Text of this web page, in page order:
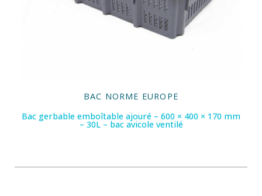
BAC NORME EUROPE
Bac gerbable emboîtable ajouré – 600 × 400 × 170 mm
– 30L – bac avicole ventilé